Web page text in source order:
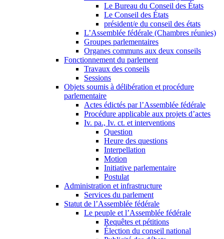
Le Bureau du Conseil des États
Le Conseil des États
président/e du conseil des états
L’Assemblée fédérale (Chambres réunies)
Groupes parlementaires
Organes communs aux deux conseils
Fonctionnement du parlement
Travaux des conseils
Sessions
Objets soumis à délibération et procédure
parlementaire
Actes édictés par l’Assemblée fédérale
Procédure applicable aux projets d’actes
Iv. pa., Iv. ct. et interventions
Question
Heure des questions
Interpellation
Motion
Initiative parlementaire
Postulat
Administration et infrastructure
Services du parlement
Statut de l’Assemblée fédérale
Le peuple et l’Assemblée fédérale
Requêtes et pétitions
Élection du conseil national